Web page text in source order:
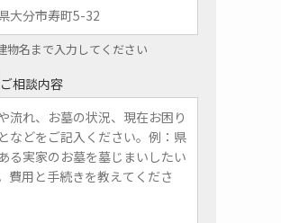
物名まで入力してください
ご相談内容